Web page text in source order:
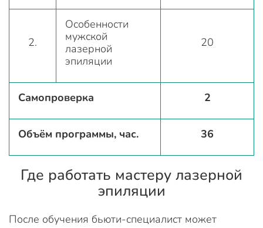
2.
Особенности
мужской
лазерной
эпиляции
20
Самопроверка 2
Объём программы, час. 36
Где работать мастеру лазерной
эпиляции
После обучения бьюти-специалист может